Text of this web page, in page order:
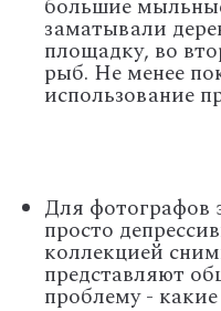
большие
заматывали
площадку, во
рыб. Не менее
использование
Для фотографов
просто
коллекцией
представляют
проблему -